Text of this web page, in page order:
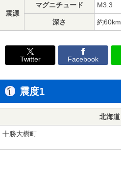
震源
マグニチュード M3.3
深さ 約60km
Twitter Facebook
震度1
北海道
十勝大樹町